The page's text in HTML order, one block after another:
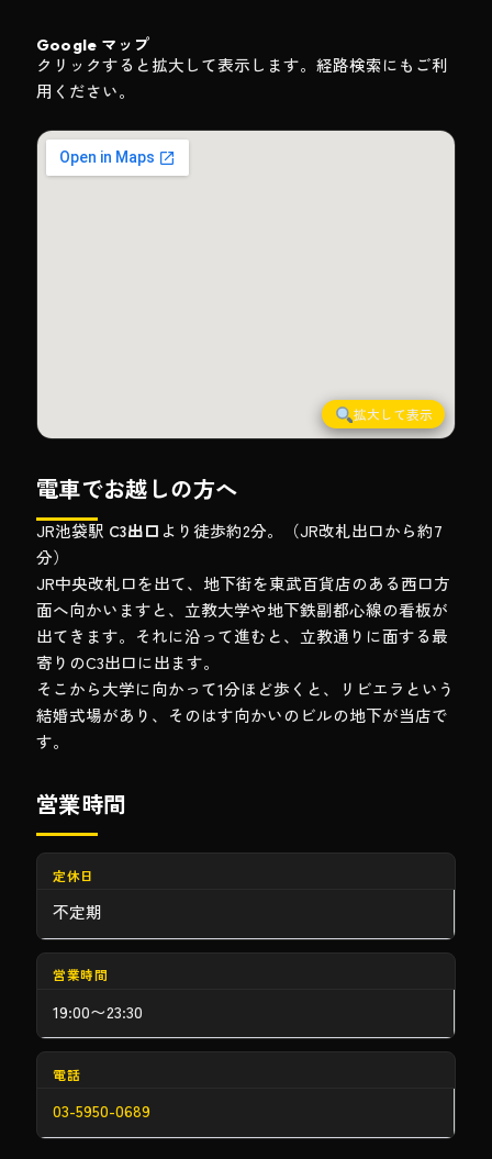
Google マップ
クリックすると拡大して表示します。経路検索にもご利
用ください。
拡大して表示
電車でお越しの方へ
JR池袋駅 C3出口 より徒歩約2分。（JR改札出口から約7
分）
JR中央改札口を出て、地下街を東武百貨店のある西口方
面へ向かいますと、立教大学や地下鉄副都心線の看板が
出てきます。それに沿って進むと、立教通りに面する最
寄りのC3出口に出ます。
そこから大学に向かって1分ほど歩くと、リビエラという
結婚式場があり、そのはす向かいのビルの地下が当店で
す。
営業時間
定休日
不定期
営業時間
19:00〜23:30
電話
03-5950-0689